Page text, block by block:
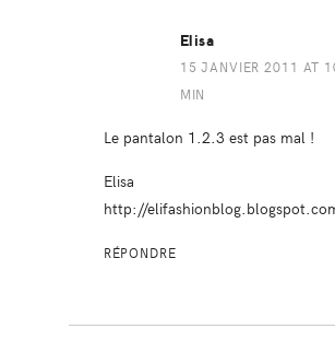
Elisa
15 JANVIER 2011 AT
MIN
Le pantalon 1.2.3 est pas mal !
Elisa
http://
RÉPONDRE